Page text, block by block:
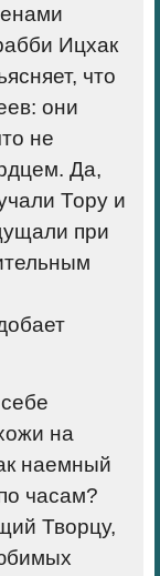
Ицхак
что
они
не
Да,
Тору и
при
на
наемный
часам?
Творцу,